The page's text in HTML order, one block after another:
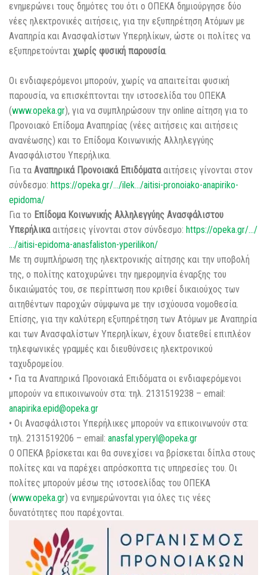
ενημερώνει τους δημότες του ότι ο ΟΠΕΚΑ δημιούργησε δύο
νέες ηλεκτρονικές αιτήσεις, για την εξυπηρέτηση Ατόμων με
Αναπηρία και Ανασφαλίστων Υπερηλίκων, ώστε οι πολίτες να
εξυπηρετούνται χωρίς φυσική παρουσία.
Οι ενδιαφερόμενοι μπορούν, χωρίς να απαιτείται φυσική
παρουσία, να επισκέπτονται την ιστοσελίδα του ΟΠΕΚΑ
(www.opeka.gr), για να συμπληρώσουν την online αίτηση για το
Προνοιακό Επίδομα Αναπηρίας (νέες αιτήσεις και αιτήσεις
ανανέωσης) και το Επίδομα Κοινωνικής Αλληλεγγύης
Ανασφάλιστου Υπερήλικα.
Για τα Αναπηρικά Προνοιακά Επιδόματααιτήσεις γίνονται στον
σύνδεσμο: https://opeka.gr/…/ilek…/aitisi-pronoiako-anapiriko-
epidoma/
Για το Επίδομα Κοινωνικής Αλληλεγγύης Ανασφάλιστου
Υπερήλικααιτήσεις γίνονται στον σύνδεσμο: https://opeka.gr/…/
…/aitisi-epidoma-anasfaliston-yperilikon/
Με τη συμπλήρωση της ηλεκτρονικής αίτησης και την υποβολή
της, ο πολίτης κατοχυρώνει την ημερομηνία έναρξης του
δικαιώματός του, σε περίπτωση που κριθεί δικαιούχος των
αιτηθέντων παροχών σύμφωνα με την ισχύουσα νομοθεσία.
Επίσης, για την καλύτερη εξυπηρέτηση των Ατόμων με Αναπηρία
και των Ανασφαλίστων Υπερηλίκων, έχουν διατεθεί επιπλέον
τηλεφωνικές γραμμές και διευθύνσεις ηλεκτρονικού
ταχυδρομείου.
• Για τα Αναπηρικά Προνοιακά Επιδόματα οι ενδιαφερόμενοι
μπορούν να επικοινωνούν στα: τηλ. 2131519238 – email:
anapirika.epid@opeka.gr
• Οι Ανασφάλιστοι Υπερήλικες μπορούν να επικοινωνούν στα:
τηλ. 2131519206 – email: anasfal.yperyl@opeka.gr
Ο ΟΠΕΚΑ βρίσκεται και θα συνεχίσει να βρίσκεται δίπλα στους
πολίτες και να παρέχει απρόσκοπτα τις υπηρεσίες του. Οι
πολίτες μπορούν μέσω της ιστοσελίδας του ΟΠΕΚΑ
(www.opeka.gr) να ενημερώνονται για όλες τις νέες
δυνατότητες που παρέχονται.